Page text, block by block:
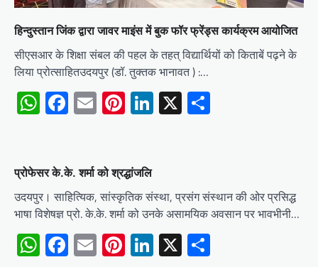
हिन्दुस्तान जिंक द्वारा जावर माइंस में बुक फॉर फ्रेंड्स कार्यक्रम आयोजित
सीएसआर के शिक्षा संबल की पहल के तहत् विद्यार्थियों को किताबें पढ़ने के
लिया प्रोत्साहितउदयपुर (डॉ. तुक्तक भानावत ) :…
WhatsApp
Facebook
EmailPinterest
LinkedIn
X
प्रोफेसर के.के. शर्मा को श्रद्धांजलि
उदयपुर। साहित्यिक, सांस्कृतिक संस्था, प्रसंग संस्थान की ओर प्रसिद्ध
भाषा विशेषज्ञ प्रो. के.के. शर्मा को उनके असामयिक अवसान पर भावभीनी…
WhatsApp
Facebook
EmailPinterest
LinkedIn
X